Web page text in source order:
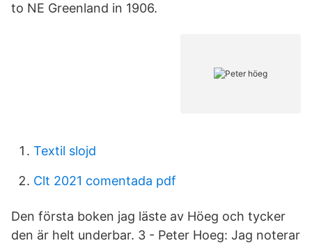
to NE Greenland in 1906.
Textil slojd
Clt 2021 comentada pdf
Den första boken jag läste av Höeg och tycker
den är helt underbar. 3 - Peter Hoeg: Jag noterar